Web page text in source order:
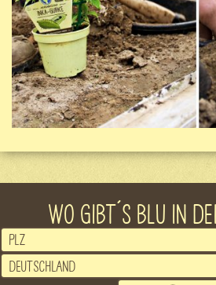
WO GIBT´S BLU IN